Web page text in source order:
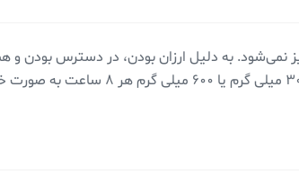
نمی‌شود. به دلیل ارزان بودن، در دسترس بودن و
مقاومت کم باکتریایی، به ویژه در مقایسه با پنی سیلین، گزینه ای موثر در نظر گرفته می‌شود. دوز درمانی کلیندامایسین ۳۰۰